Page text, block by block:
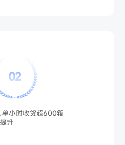
02
单小时收货超600箱
升